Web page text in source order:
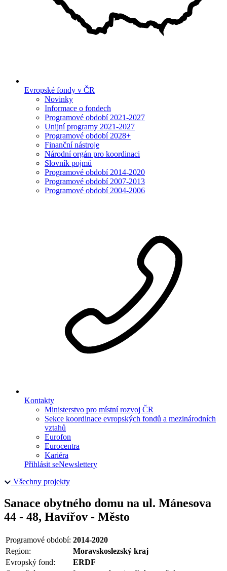
Evropské fondy v ČR
Novinky
Informace o fondech
Programové období 2021-2027
Unijní programy 2021-2027
Programové období 2028+
Finanční nástroje
Národní orgán pro koordinaci
Slovník pojmů
Programové období 2014-2020
Programové období 2007-2013
Programové období 2004-2006
Kontakty
Ministerstvo pro místní rozvoj ČR
Sekce koordinace evropských fondů a mezinárodních
vztahů
Eurofon
Eurocentra
Kariéra
Přihlásit seNewslettery
Všechny projekty
Sanace obytného domu na ul. Mánesova
44 - 48, Havířov - Město
Programové období: 2014-2020
Region:
Moravskoslezský kraj
Evropský fond:
ERDF